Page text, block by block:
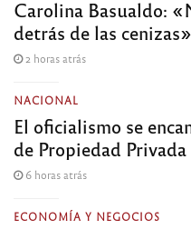
Carolina Basualdo:
detrás de las cenizas»
2 horas atrás
NACIONAL
El oficialismo se
de Propiedad Privada
6 horas atrás
ECONOMÍA Y NEGOCIOS